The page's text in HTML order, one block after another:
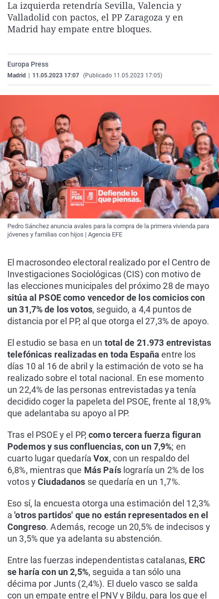
La rosa de los vientos
Gente viajera
Caso
Retornados
Extremadura
Galicia
País Vasco
Virales
Televisión
La izquierda retendría Sevilla, Valencia y
Valladolid con pactos, el PP Zaragoza y en
Madrid hay empate entre bloques.
Europa Press
Madrid 11.05.2023 17:07 (Publicado 11.05.2023 17:05)
Pedro Sánchez anuncia avales para la compra de la primera vivienda para
jóvenes y familias con hijos | Agencia EFE
El macrosondeo electoral realizado por el Centro de
Investigaciones Sociológicas (CIS) con motivo de
las elecciones municipales del próximo 28 de mayo
sitúa al PSOE como vencedor de los comicios con
un 31,7% de los votos, seguido, a 4,4 puntos de
distancia por el PP, al que otorga el 27,3% de apoyo.
El estudio se basa en un total de 21.973 entrevistas
telefónicas realizadas en toda España entre los
días 10 al 16 de abril y la estimación de voto se ha
realizado sobre el total nacional. En ese momento
un 22,4% de las personas entrevistadas ya tenía
decidido coger la papeleta del PSOE, frente al 18,9%
que adelantaba su apoyo al PP.
Tras el PSOE y el PP,como tercera fuerza figuran
Podemos y sus confluencias, con un 7,9%; en
cuarto lugar quedaríaVox, con un respaldo del
6,8%, mientras que Más Paíslograría un 2% de los
votos yCiudadanos se quedaría en un 1,7%.
Eso sí, la encuesta otorga una estimación del 12,3%
a 'otros partidos' que no están representados en el
Congreso. Además, recoge un 20,5% de indecisos y
un 3,5% que ya adelanta su abstención.
Entre las fuerzas independentistas catalanas, ERC
se haría con un 2,5%, seguida a tan sólo una
décima por Junts (2,4%). El duelo vasco se salda
con un empate entre el PNV y Bildu, para los que el